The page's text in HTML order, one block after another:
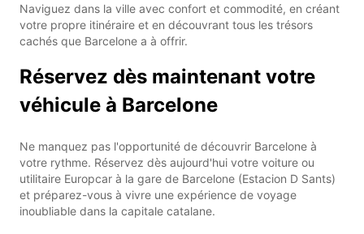
Naviguez dans la ville avec confort et commodité, en créant
votre propre itinéraire et en découvrant tous les trésors
cachés que Barcelone a à offrir.
Réservez dès maintenant votre
véhicule à Barcelone
Ne manquez pas l'opportunité de découvrir Barcelone à
votre rythme. Réservez dès aujourd'hui votre voiture ou
utilitaire Europcar à la gare de Barcelone (Estacion D Sants)
et préparez-vous à vivre une expérience de voyage
inoubliable dans la capitale catalane.